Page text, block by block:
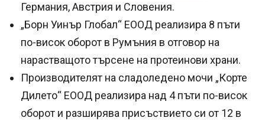
Германия, Австрия и Словения.
„Борн Уинър Глобал“ ЕООД реализира 8 пъти
по-висок оборот в Румъния в отговор на
нарастващото търсене на протеинови храни.
Производителят на сладоледено мочи „Корте
Дилето“ ЕООД реализира над 4 пъти по-висок
оборот и разширява присъствието си от 12 в